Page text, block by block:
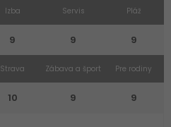
Izba
9
Servis
9
Pláž
9
Strava
10
Zábava a šport
9
Pre rodiny
9